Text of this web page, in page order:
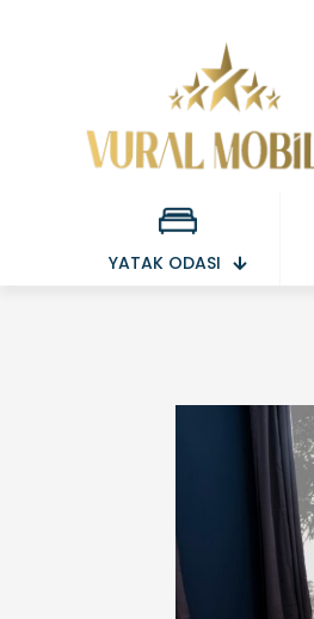
YATAK ODASI